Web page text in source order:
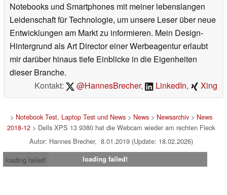
Notebooks und Smartphones mit meiner lebenslangen
Leidenschaft für Technologie, um unsere Leser über neue
Entwicklungen am Markt zu informieren. Mein Design-
Hintergrund als Art Director einer Werbeagentur erlaubt
mir darüber hinaus tiefe Einblicke in die Eigenheiten
dieser Branche.
Kontakt:
@HannesBrecher, LinkedIn, Xing
> Notebook Test, Laptop Test und News> News> Newsarchiv> News
2018-12 > Dells XPS 13 9380 hat die Webcam wieder am rechten Fleck
Autor: Hannes Brecher, 8.01.2019 (Update: 18.02.2026)
loading failed!
loading failed!